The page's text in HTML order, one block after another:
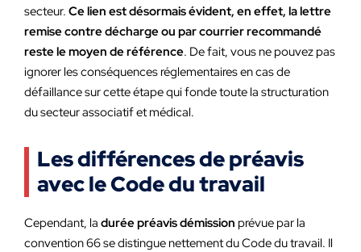
secteur. Ce lien est désormais évident, en effet, la lettre
remise contre décharge ou par courrier recommandé
reste le moyen de référence. De fait, vous ne pouvez pas
ignorer les conséquences réglementaires en cas de
défaillance sur cette étape qui fonde toute la structuration
du secteur associatif et médical.
Les différences de préavis
avec le Code du travail
Cependant, la durée préavis démission prévue par la
convention 66 se distingue nettement du Code du travail. Il